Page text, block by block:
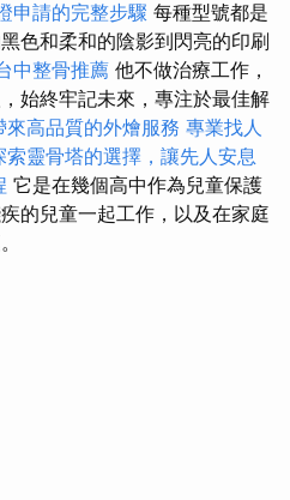
申請的完整步驟 每種型號都是
色和柔和的陰影到閃亮的印刷
中整骨推薦 他不做治療工作，
始終牢記未來，專注於最佳解
高品質的外燴服務 專業找人
索靈骨塔的選擇，讓先人安息
它是在幾個高中作為兒童保護
的兒童一起工作，以及在家庭